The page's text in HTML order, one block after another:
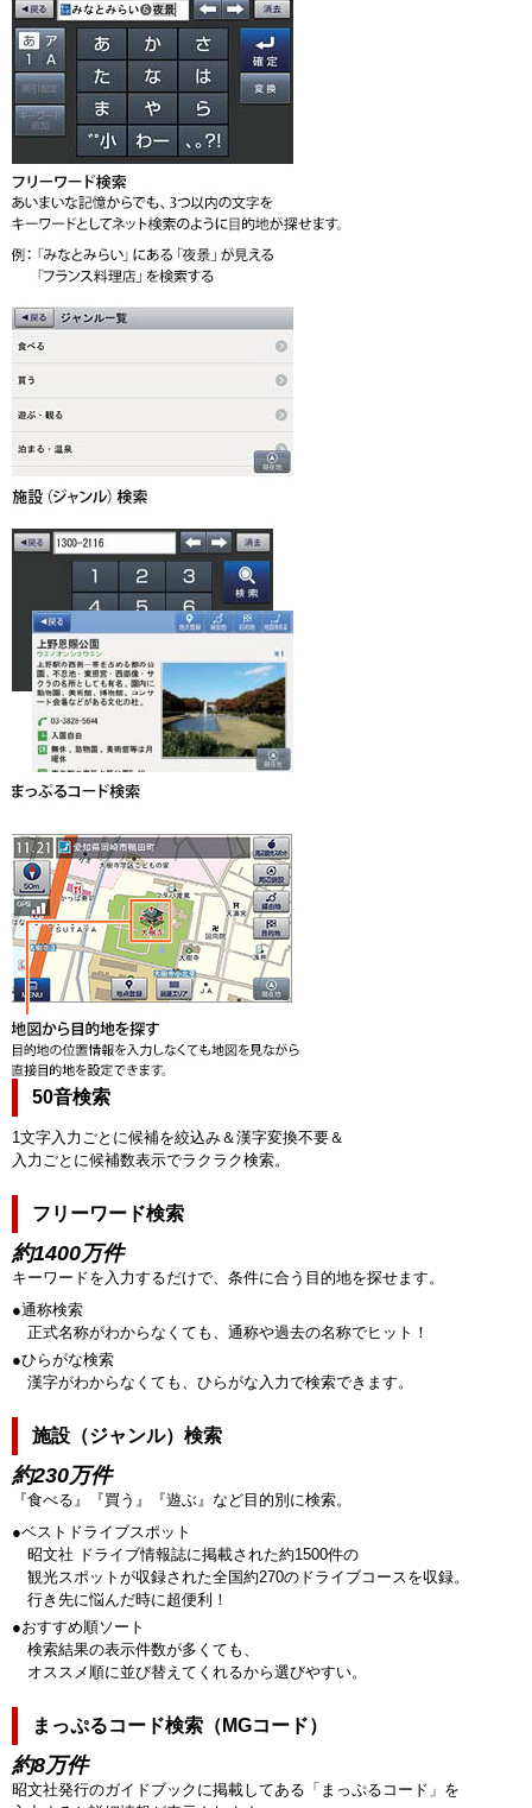
50音検索
1文字入力ごとに候補を絞込み＆漢字変換不要＆
入力ごとに候補数表示でラクラク検索。
フリーワード検索
約1400万件
キーワードを入力するだけで、条件に合う目的地を探せます。
●通称検索
正式名称がわからなくても、通称や過去の名称でヒット！
●ひらがな検索
漢字がわからなくても、ひらがな入力で検索できます。
施設（ジャンル）検索
約230万件
『食べる』『買う』『遊ぶ』など目的別に検索。
●ベストドライブスポット
昭文社 ドライブ情報誌に掲載された約1500件の
観光スポットが収録された全国約270のドライブコースを収録。
行き先に悩んだ時に超便利！
●おすすめ順ソート
検索結果の表示件数が多くても、
オススメ順に並び替えてくれるから選びやすい。
まっぷるコード検索（MGコード）
約8万件
昭文社発行のガイドブックに掲載してある「まっぷるコード」を